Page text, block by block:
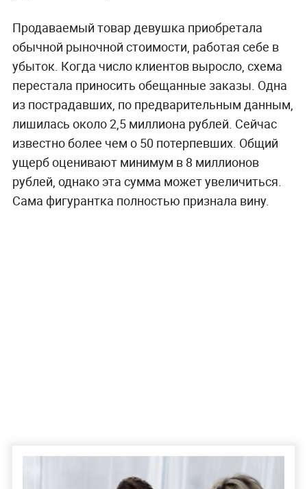
Продаваемый товар девушка приобретала
обычной рыночной стоимости, работая себе в
убыток. Когда число клиентов выросло, схема
перестала приносить обещанные заказы. Одна
из пострадавших, по предварительным данным,
лишилась около 2,5 миллиона рублей. Сейчас
известно более чем о 50 потерпевших. Общий
ущерб оценивают минимум в 8 миллионов
рублей, однако эта сумма может увеличиться.
Сама фигурантка полностью признала вину.